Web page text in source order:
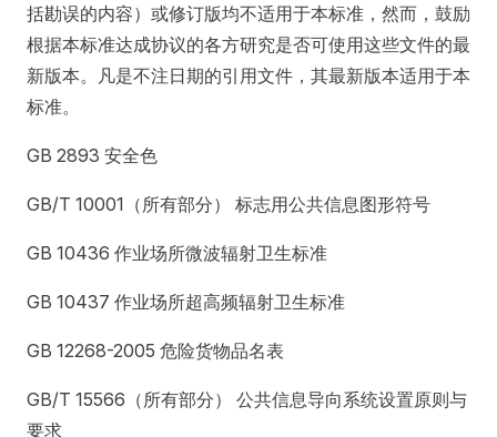
括勘误的内容）或修订版均不适用于本标准，然而，鼓励
根据本标准达成协议的各方研究是否可使用这些文件的最
新版本。凡是不注日期的引用文件，其最新版本适用于本
标准。
GB 2893 安全色
GB/T 10001（所有部分） 标志用公共信息图形符号
GB 10436 作业场所微波辐射卫生标准
GB 10437 作业场所超高频辐射卫生标准
GB 12268-2005 危险货物品名表
GB/T 15566（所有部分） 公共信息导向系统设置原则与
要求